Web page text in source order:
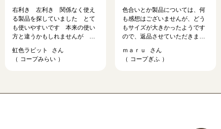
右利き 左利き 関係なく使え
る製品を探していました とて
も使いやすいです 本来の使い
方と違うかもしれませんが 蕎
虹色ラビット
コープみらい
色合いとか製品については、何
も感想はございませんが、どう
もサイズが大きかったようです
ので、返品させていただきまし
品については、いつも思うの
は、ウエストのサイズと脚のサ
ｍａｒｕ
コープぎふ